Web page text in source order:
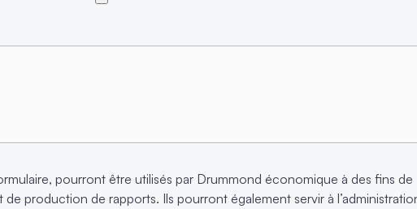
pourront être utilisés par Drummond économique à des fins de
production de rapports. Ils pourront également servir à